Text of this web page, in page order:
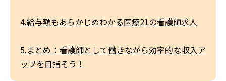
4.給与額もあらかじめわかる医療21の看護師求人
5.まとめ：看護師として働きながら効率的な収入ア
ップを目指そう！